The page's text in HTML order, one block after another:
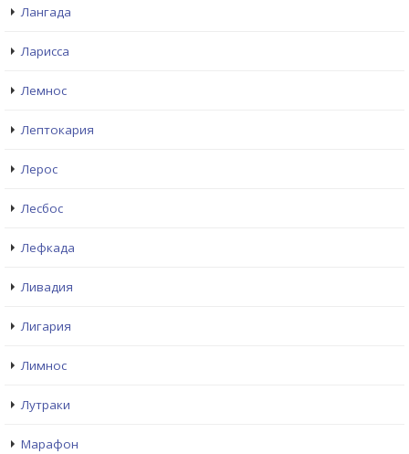
Лангада
Ларисса
Лемнос
Лептокария
Лерос
Лесбос
Лефкада
Ливадия
Лигария
Лимнос
Лутраки
Марафон